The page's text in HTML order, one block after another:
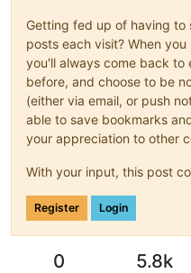
Getting fed up of having to
posts each visit? When
you'll always come back to
before, and choose to be
(either via email, or push
able to save bookmarks
your appreciation to other
With your input, this post
Register Login
0 5.8k